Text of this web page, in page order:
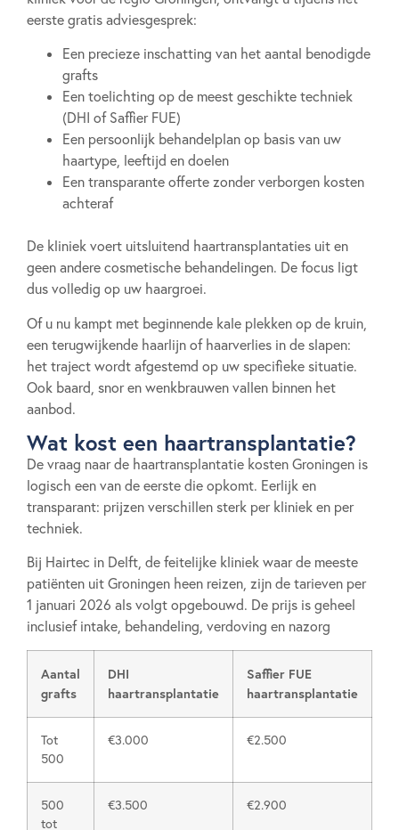
eerste gratis adviesgesprek:
Een precieze inschatting van het aantal benodigde
grafts
Een toelichting op de meest geschikte techniek
(DHI of Saffier FUE)
Een persoonlijk behandelplan op basis van uw
haartype, leeftijd en doelen
Een transparante offerte zonder verborgen kosten
achteraf
De kliniek voert uitsluitend haartransplantaties uit en
geen andere cosmetische behandelingen. De focus ligt
dus volledig op uw haargroei.
Of u nu kampt met beginnende kale plekken op de kruin,
een terugwijkende haarlijn of haarverlies in de slapen:
het traject wordt afgestemd op uw specifieke situatie.
Ook baard, snor en wenkbrauwen vallen binnen het
aanbod.
Wat kost een haartransplantatie?
De vraag naar de haartransplantatie kosten Groningen is
logisch een van de eerste die opkomt. Eerlijk en
transparant: prijzen verschillen sterk per kliniek en per
techniek.
Bij Hairtec in Delft, de feitelijke kliniek waar de meeste
patiënten uit Groningen heen reizen, zijn de tarieven per
1 januari 2026 als volgt opgebouwd. De prijs is geheel
inclusief intake, behandeling, verdoving en nazorg
Aantal
grafts
DHI
haartransplantatie
Saffier FUE
haartransplantatie
Tot
500
€3.000 €2.500
500
tot
€3.500 €2.900